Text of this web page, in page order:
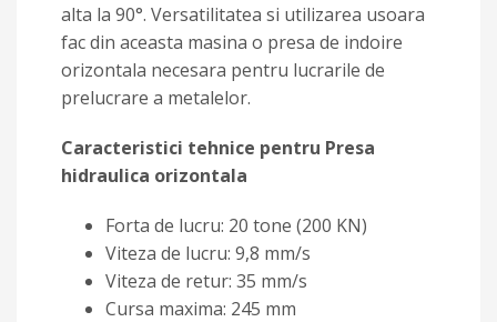
alta la 90°. Versatilitatea si utilizarea usoara
fac din aceasta masina o presa de indoire
orizontala necesara pentru lucrarile de
prelucrare a metalelor.
Caracteristici tehnice pentru Presa
hidraulica orizontala
Forta de lucru: 20 tone (200 KN)
Viteza de lucru: 9,8 mm/s
Viteza de retur: 35 mm/s
Cursa maxima: 245 mm